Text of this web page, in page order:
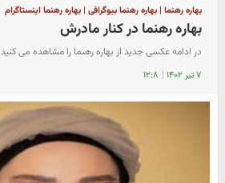
بهاره رهنما | بهاره رهنما بیوگرافی | بهاره رهنما اینستاگرام
بهاره رهنما در کنار مادرش
در ادامه عکسی جدید از بهاره رهنما را مشاهده می کنید
۷ تیر ۱۴۰۲ | ۱۲:۸